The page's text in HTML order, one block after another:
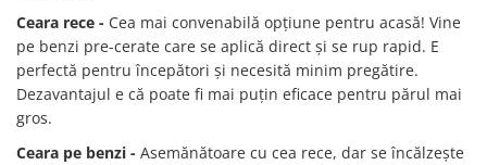
Ceara rece - Cea mai convenabilă opțiune pentru acasă! Vine
pe benzi pre-cerate care se aplică direct și se rup rapid. E
perfectă pentru începători și necesită minim pregătire.
Dezavantajul e că poate fi mai puțin eficace pentru părul mai
gros.
Ceara pe benzi - Asemănătoare cu cea rece, dar se încălzește